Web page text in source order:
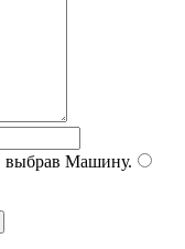
выбрав Машину.